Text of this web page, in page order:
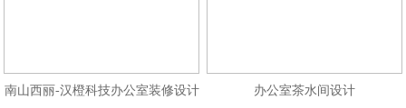
南山西丽-汉橙科技办公室装修设计 办公室茶水间设计